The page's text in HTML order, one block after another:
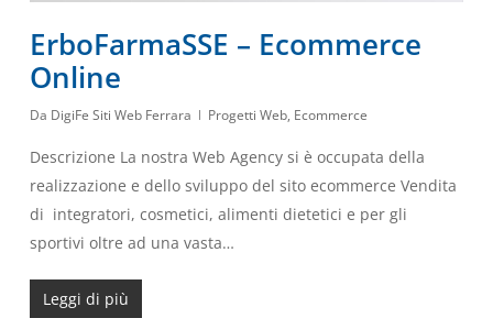
ErboFarmaSSE – Ecommerce
Online
Da DigiFe Siti Web Ferrara Progetti Web, Ecommerce
Descrizione La nostra Web Agency si è occupata della
realizzazione e dello sviluppo del sito ecommerce Vendita
di integratori, cosmetici, alimenti dietetici e per gli
sportivi oltre ad una vasta…
Leggi di più